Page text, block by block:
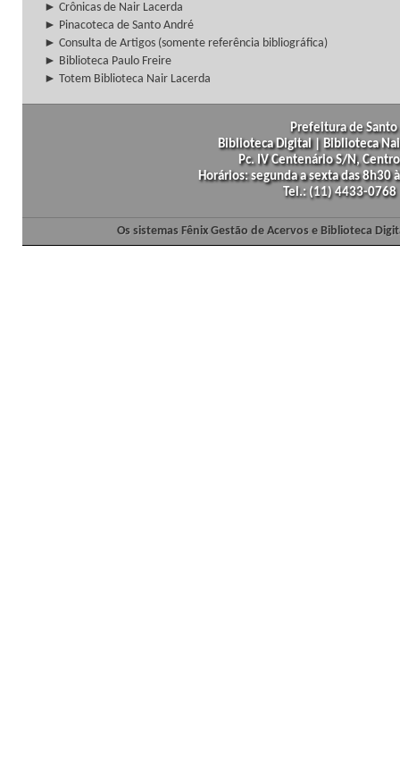
► Crônicas de Nair Lacerda
► Pinacoteca de Santo André
► Consulta de Artigos (somente referência bibliográfica)
► Biblioteca Paulo Freire
► Totem Biblioteca Nair Lacerda
Prefeitura de
Biblioteca Digital | Biblioteca
Pc. IV Centenário S/N,
Horários: segunda a sexta das
Tel.: (11) 4433-
Os sistemas Fênix Gestão de Acervos e Biblioteca